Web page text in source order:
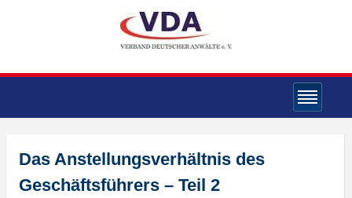
Das Anstellungsverhältnis des
Geschäftsführers – Teil 2